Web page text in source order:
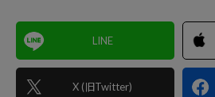
LINE
X (旧Twitter)